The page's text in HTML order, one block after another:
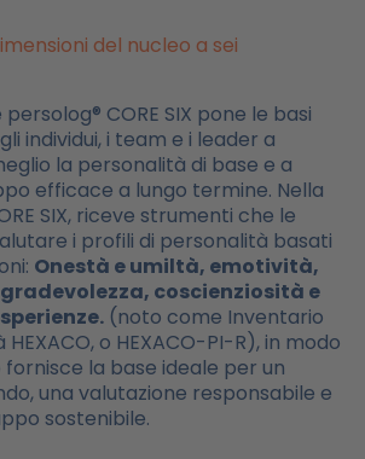
CORE SIX pone le basi
individui, i team e i leader a
la personalità di base e a
efficace a lungo termine. Nella
SIX, riceve strumenti che le
i profili di personalità basati
Onestà e umiltà, emotività,
coscienziosità e
(noto come Inventario
o HEXACO-PI-R), in modo
la base ideale per un
una valutazione responsabile e
sostenibile.